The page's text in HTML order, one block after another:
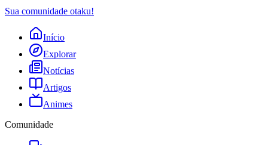
Sua comunidade otaku!
Início
Explorar
Notícias
Artigos
Animes
Comunidade